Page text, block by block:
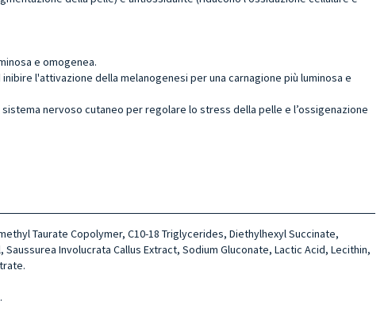
e omogenea.
l'attivazione della melanogenesi per una carnagione più luminosa e
nervoso cutaneo per regolare lo stress della pelle e l’ossigenazione
Taurate Copolymer, C10-18 Triglycerides, Diethylhexyl Succinate,
Involucrata Callus Extract, Sodium Gluconate, Lactic Acid, Lecithin,